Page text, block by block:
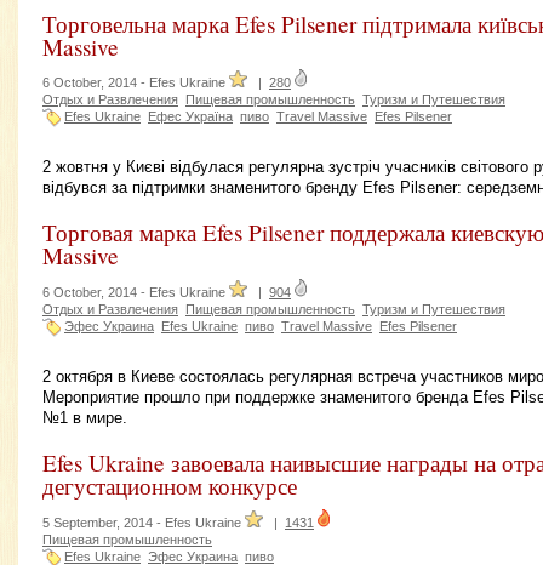
Торговельна марка Efes Pilsener підтримала
Massive
6 October, 2014 - Efes Ukraine
280
Отдых и Развлечения
Пищевая промышленность Туризм и Путешествия
Efes Ukraine
Ефес Україна пиво Travel Massive Efes Pilsener
2 жовтня у Києві відбулася регулярна зустріч учасників
відбувся за підтримки знаменитого бренду Efes Pilsener:
Торговая марка Efes Pilsener поддержала
Massive
6 October, 2014 - Efes Ukraine | 904
Отдых и Развлечения Пищевая промышленность Туризм и Путешествия
Эфес Украина Efes Ukraine пиво Travel Massive Efes Pilsener
2 октября в Киеве состоялась регулярная встреча участников
Мероприятие прошло при поддержке знаменитого бренда Efes
№1 в мире.
Efes Ukraine завоевала наивысшие награды на
дегустационном конкурсе
5 September, 2014 - Efes Ukraine | 1431
Пищевая промышленность
Efes Ukraine Эфес Украина пиво